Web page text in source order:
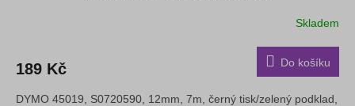
Skladem
189 Kč Do košíku
DYMO 45019, S0720590, 12mm, 7m, černý tisk/zelený podklad,